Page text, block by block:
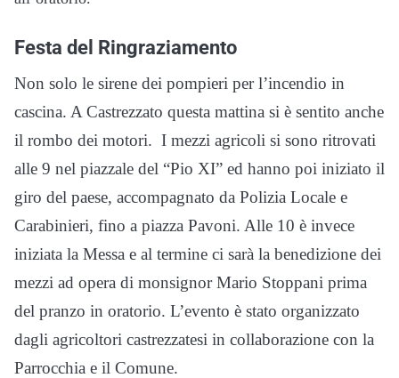
Festa del Ringraziamento
Non solo le sirene dei pompieri per l’incendio in
cascina. A Castrezzato questa mattina si è sentito anche
il rombo dei motori. I mezzi agricoli si sono ritrovati
alle 9 nel piazzale del “Pio XI” ed hanno poi iniziato il
giro del paese, accompagnato da Polizia Locale e
Carabinieri, fino a piazza Pavoni. Alle 10 è invece
iniziata la Messa e al termine ci sarà la benedizione dei
mezzi ad opera di monsignor Mario Stoppani prima
del pranzo in oratorio. L’evento è stato organizzato
dagli agricoltori castrezzatesi in collaborazione con la
Parrocchia e il Comune.